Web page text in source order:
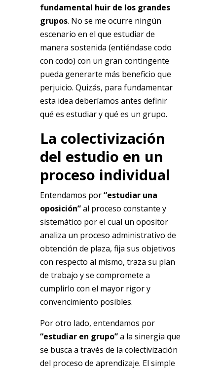
fundamental huir de los grandes
grupos. No se me ocurre ningún
escenario en el que estudiar de
manera sostenida (entiéndase codo
con codo) con un gran contingente
pueda generarte más beneficio que
perjuicio. Quizás, para fundamentar
esta idea deberíamos antes definir
qué es estudiar y qué es un grupo.
La colectivización
del estudio en un
proceso individual
Entendamos por“estudiar una
oposición”al proceso constante y
sistemático por el cual un opositor
analiza un proceso administrativo de
obtención de plaza, fija sus objetivos
con respecto al mismo, traza su plan
de trabajo y se compromete a
cumplirlo con el mayor rigor y
convencimiento posibles.
Por otro lado, entendamos por
“estudiar en grupo”a la sinergia que
se busca a través de la colectivización
del proceso de aprendizaje. El simple